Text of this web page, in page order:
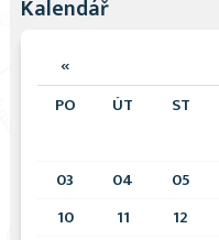
Kalendář
«
PO ÚT ST
03
04 05
10
11 12